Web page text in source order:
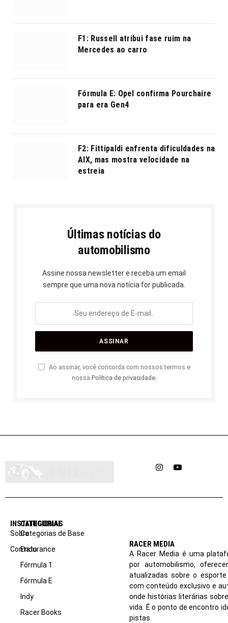
F1: Russell atribui fase ruim na
Mercedes ao carro
Fórmula E: Opel confirma Pourchaire
para era Gen4
F2: Fittipaldi enfrenta dificuldades na
AIX, mas mostra velocidade na
estreia
Últimas notícias do
automobilismo
Assine nossa newsletter e receba um email
sempre que uma nova notícia for publicada.
Ao assinar, você concorda com nossos termos e
nossa Política de privacidade.
InstagramYouTube
INSTITUCIONAL
Sobre
Contato
CATEGORIAS
Categorias de Base
Endurance
Fórmula 1
Fórmula E
Indy
Racer Books
RACER MEDIA
A Racer Media é uma
por automobilismo,
atualizadas sobre o
com conteúdo exclusivo e
onde histórias literárias
vida. É o ponto de encontro
pistas.